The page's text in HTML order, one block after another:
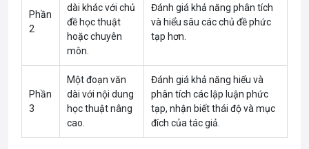
Phần
2
dài khác với chủ
đề học thuật
hoặc chuyên
môn.
Đánh giá khả năng phân tích
và hiểu sâu các chủ đề phức
tạp hơn.
Phần
3
Một đoạn văn
dài với nội dung
học thuật nâng
cao.
Đánh giá khả năng hiểu và
phân tích các lập luận phức
tạp, nhận biết thái độ và mục
đích của tác giả.